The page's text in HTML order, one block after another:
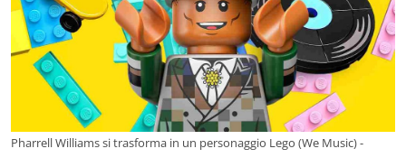
Pharrell Williams si trasforma in un personaggio Lego (We Music) -